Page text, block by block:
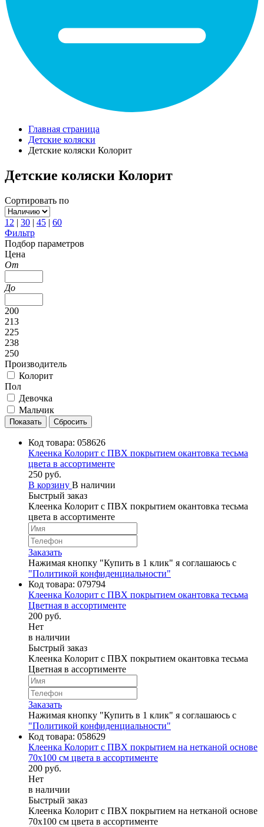
Главная страница
Детские коляски
Детские коляски Колорит
Детские коляски Колорит
Сортировать по
12 | 30 | 45 | 60
Фильтр
Подбор параметров
Цена
От
До
200
213
225
238
250
Производитель
Колорит
Пол
Девочка
Мальчик
Код товара: 058626
Клеенка Колорит с ПВХ покрытием окантовка тесьма
цвета в ассортименте
250 руб.
В корзину В наличии
Быстрый заказ
Клеенка Колорит с ПВХ покрытием окантовка тесьма
цвета в ассортименте
Заказать
Нажимая кнопку "Купить в 1 клик" я соглашаюсь с
"Политикой конфиденциальности"
Код товара: 079794
Клеенка Колорит с ПВХ покрытием окантовка тесьма
Цветная в ассортименте
200 руб.
Нет
в наличии
Быстрый заказ
Клеенка Колорит с ПВХ покрытием окантовка тесьма
Цветная в ассортименте
Заказать
Нажимая кнопку "Купить в 1 клик" я соглашаюсь с
"Политикой конфиденциальности"
Код товара: 058629
Клеенка Колорит с ПВХ покрытием на нетканой основе
70х100 см цвета в ассортименте
200 руб.
Нет
в наличии
Быстрый заказ
Клеенка Колорит с ПВХ покрытием на нетканой основе
70х100 см цвета в ассортименте